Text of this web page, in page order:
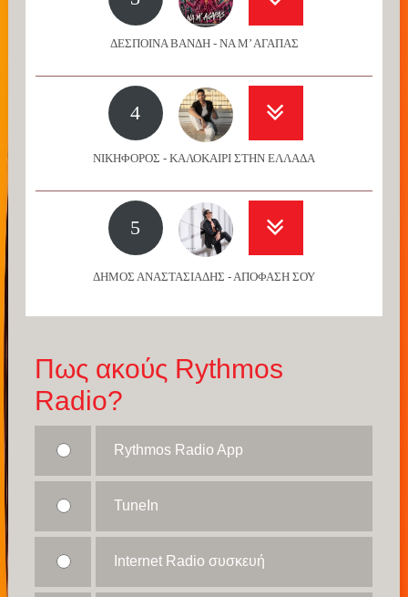
ΔΕΣΠΟΙΝΑ ΒΑΝΔΗ - ΝΑ Μ’ ΑΓΑΠΑΣ
4
ΝΙΚΗΦΟΡΟΣ - ΚΑΛΟΚΑΙΡΙ ΣΤΗΝ ΕΛΛΑΔΑ
5
ΔΗΜΟΣ ΑΝΑΣΤΑΣΙΑΔΗΣ - ΑΠΟΦΑΣΗ ΣΟΥ
Πως ακούς Rythmos
Radio?
Rythmos Radio App
TuneIn
Internet Radio συσκευή